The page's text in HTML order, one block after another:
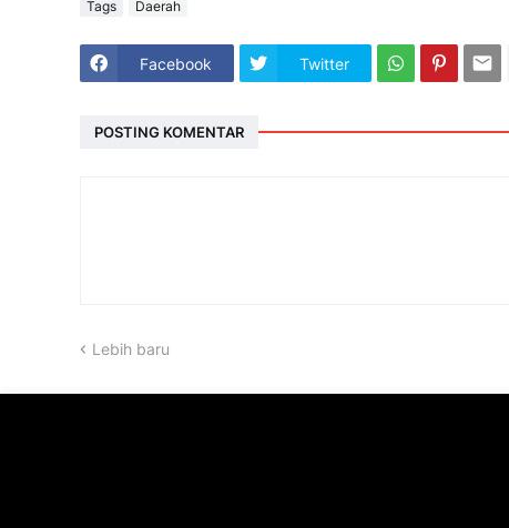
Tags Daerah
Facebook Twitter
POSTING KOMENTAR
Lebih baru